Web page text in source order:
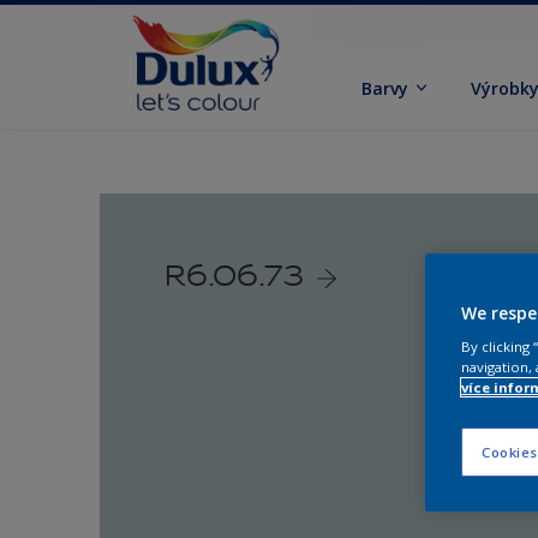
Barvy
R6.06.73
We
By clicking
navigation,
více